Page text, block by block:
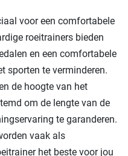
voor een comfortabele
roeitrainers bieden
en een comfortabele
sporten te verminderen.
de hoogte van het
om de lengte van de
te garanderen.
vaak als
het beste voor jou